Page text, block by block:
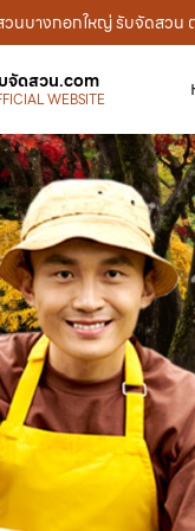
วนบางกอกใหญ่ รับจัดสว
จัดสวน.com
WEBSITE